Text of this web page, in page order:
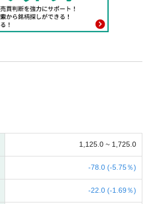
1,125.0 ~ 1,725.0
-78.0 (-5.75％)
-22.0 (-1.69％)